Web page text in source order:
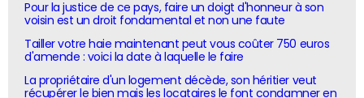
Pour la justice de ce pays, faire un doigt d'honneur à son
voisin est un droit fondamental et non une faute
Tailler votre haie maintenant peut vous coûter 750 euros
d'amende : voici la date à laquelle le faire
La propriétaire d'un logement décède, son héritier veut
récupérer le bien mais les locataires le font condamner en